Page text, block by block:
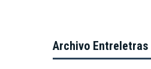
Archivo Entreletras